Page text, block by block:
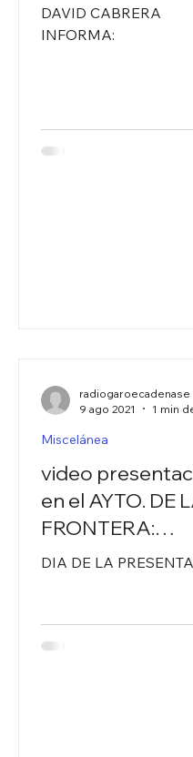
de Comunicación
DAVID CABRERA
INFORMA:
video
en el AYTO. DE
FRONTERA:
«CRÓNICAS
DIA DE LA
Miscelánea
radiogaroecadenase
9 ago 2021